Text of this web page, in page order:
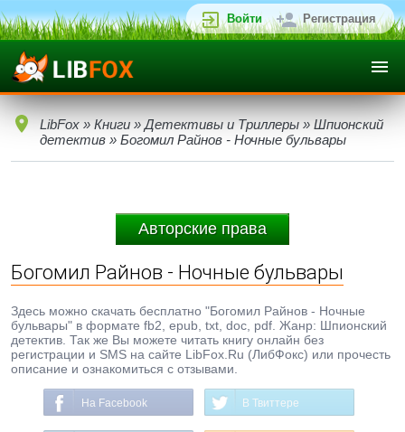
Войти Регистрация
LibFox » Книги » Детективы и Триллеры » Шпионский
детектив » Богомил Райнов - Ночные бульвары
Авторские права
Богомил Райнов - Ночные бульвары
Здесь можно скачать бесплатно "Богомил Райнов - Ночные
бульвары" в формате fb2, epub, txt, doc, pdf. Жанр: Шпионский
детектив. Так же Вы можете читать книгу онлайн без
регистрации и SMS на сайте LibFox.Ru (ЛибФокс) или прочесть
описание и ознакомиться с отзывами.
На Facebook В Твиттере